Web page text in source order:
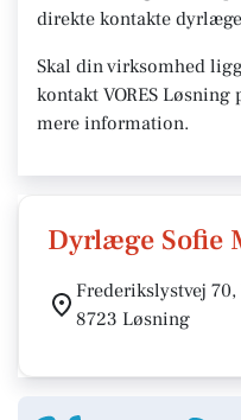
direkte kontakte
Skal din virksomhed
kontakt VORES
mere information.
Dyrlæge Sofie
Frederikslystvej
8723 Løsning